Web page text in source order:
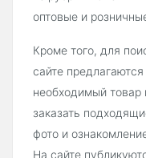
оптовые и
Кроме того, для
сайте
необходимый товар
заказать
фото и
На сайте